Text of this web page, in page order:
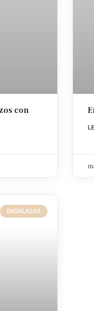
con
ENSALADAS